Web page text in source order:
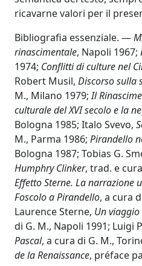
ricavarne valori per il
Bibliografia essenziale. —
rinascimentale, Napoli 1967;
1974; Conflitti di culture nel
Robert Musil, Discorso sulla
M., Milano 1979;Il
culturale del XVI secolo e la
Bologna 1985; Italo Svevo,
M., Parma 1986; Pirandello
Bologna 1987; Tobias G.
Humphry Clinker, trad. e
Effetto Sterne. La narrazione
Foscolo a Pirandello, a cura
Laurence Sterne, Un
di G. M., Napoli 1991; Luigi
Pascal, a cura di G. M.,
de la Renaissance, préface